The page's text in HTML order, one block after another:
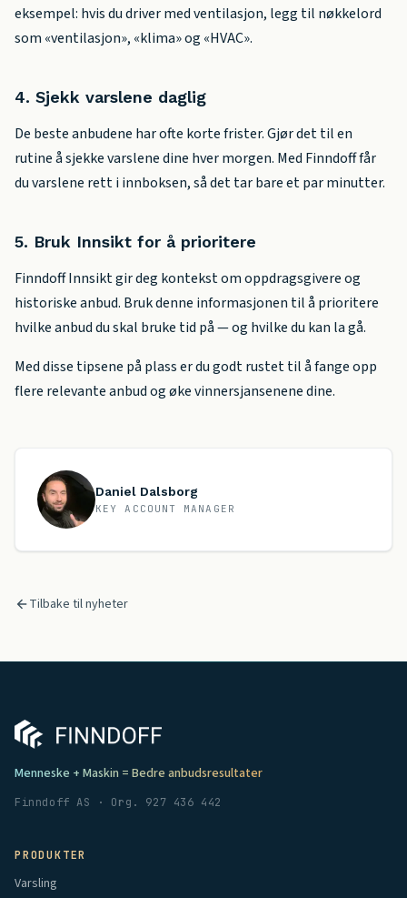
eksempel: hvis du driver med ventilasjon, legg til nøkkelord
som «ventilasjon», «klima» og «HVAC».
4. Sjekk varslene daglig
De beste anbudene har ofte korte frister. Gjør det til en
rutine å sjekke varslene dine hver morgen. Med Finndoff får
du varslene rett i innboksen, så det tar bare et par minutter.
5. Bruk Innsikt for å prioritere
Finndoff Innsikt gir deg kontekst om oppdragsgivere og
historiske anbud. Bruk denne informasjonen til å prioritere
hvilke anbud du skal bruke tid på — og hvilke du kan la gå.
Med disse tipsene på plass er du godt rustet til å fange opp
flere relevante anbud og øke vinnersjansenene dine.
Daniel Dalsborg
KEY ACCOUNT MANAGER
Tilbake til nyheter
Menneske + Maskin = Bedre anbudsresultater
Finndoff AS · Org. 927 436 442
PRODUKTER
Varsling